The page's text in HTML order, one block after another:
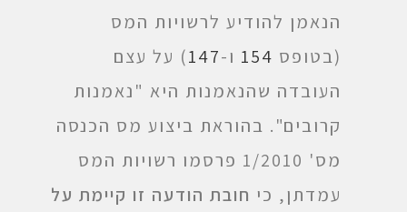
הנאמן להודיע לרשויות המס
(בטופס 154 ו-147) על עצם
העובדה שהנאמנות היא "נאמנות
קרובים". בהוראת ביצוע מס הכנסה
מס' 1/2010 פרסמו רשויות המס
עמדתן, כי חובת הודעה זו קיימת על